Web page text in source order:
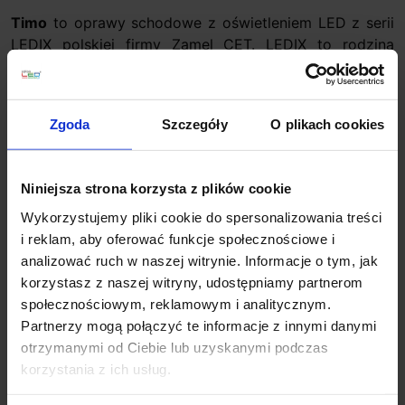
Zgoda Szczegóły O plikach cookies
Niniejsza strona korzysta z plików cookie
Wykorzystujemy pliki cookie do spersonalizowania treści
i reklam, aby oferować funkcje społecznościowe i
analizować ruch w naszej witrynie. Informacje o tym, jak
korzystasz z naszej witryny, udostępniamy partnerom
społecznościowym, reklamowym i analitycznym.
Partnerzy mogą połączyć te informacje z innymi danymi
otrzymanymi od Ciebie lub uzyskanymi podczas
korzystania z ich usług.
Timo to oprawy schodowe z oświetleniem LED z serii
LEDIX polskiej firmy Zamel CET. LEDIX to rodzina
opraw LED, uzupełniona o urządzenia sterujące i
zasilacze, wyróżniająca się szlachetną formą oraz
ogromne możliwości aranżacji zarówno wewnątrz jak i
na zewnątrz budynków. Mogą być montowane
wariantach kolorystycznych oraz z kilkoma barwami
światła.
Timo PT 230V AC
to schodowa oprawa podtynkowa z
ramką. Wyposażona jest w 4 diody CREE LED
pozwalające uzyskać doskonałe parametry świetlne.
Oprawa emituje strumień świetlny przez element
światłowodu. Oprawa dostępna jest z następującymi
barwami swiatła do wyboru: białą zimną, białą ciepłą,